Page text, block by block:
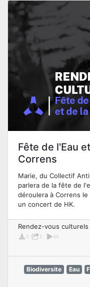
Fête de l'Eau
Correns
Marie, du Collectif
parlera de la fête de
déroulera à Correns
un concert de HK.
Rendez-vous culturels
0 2 49
Biodiversite Eau